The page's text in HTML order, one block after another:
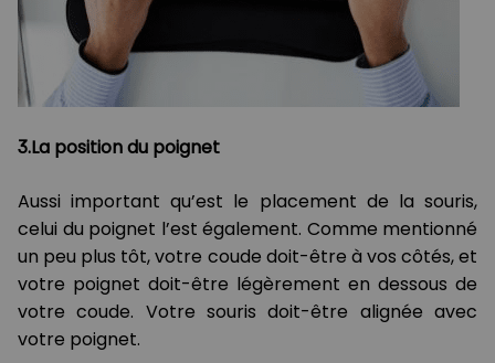
3.La position du poignet
Aussi important qu’est le placement de la souris,
celui du poignet l’est également. Comme mentionné
un peu plus tôt, votre coude doit-être à vos côtés, et
votre poignet doit-être légèrement en dessous de
votre coude. Votre souris doit-être alignée avec
votre poignet.